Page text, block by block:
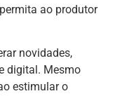
ao produtor
novidades,
digital. Mesmo
estimular o